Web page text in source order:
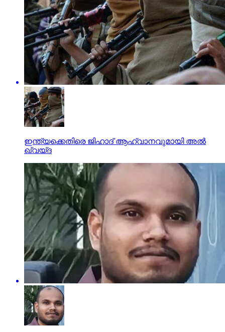
ഇന്ത്യക്കെതിരെ ജിഹാദ് ആഹ്വാനവുമായി അല്‍
ഖ്വയ്ദ